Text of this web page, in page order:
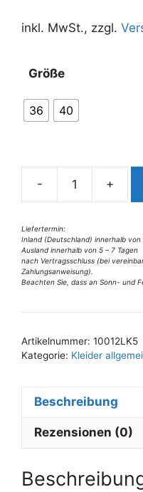
inkl. MwSt., zzgl.
Größe
36 40
-
Gr
u
40
+
Liefertermin:
Inland (Deutschland) innerhalb von
Ausland innerhalb von 5 – 7 Tagen
nach Vertragsschluss (bei
Zahlungsanweisung).
Beachten Sie, dass an Sonn- und
t
e
a
i
v
e
:
Artikelnummer: 10012LK5
Kategorie: Kleider
Beschreibung
Rezensionen (0)